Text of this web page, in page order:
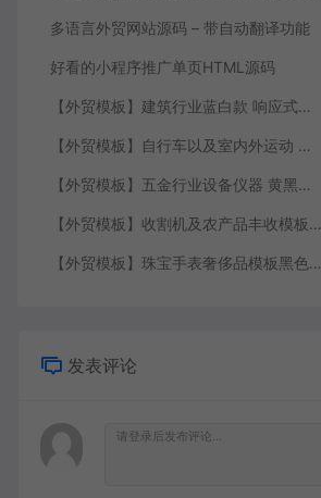
多语言外贸网站源码 – 带自动翻译功能
好看的小程序推广单页HTML源码
【外贸模板】建筑行业蓝白款 响应式模板静态html文件
【外贸模板】自行车以及室内外运动 黑灰 响应式模板静态html文件
【外贸模板】五金行业设备仪器 黄黑款 响应式模板静态html文件
【外贸模板】收割机及农产品丰收模板 绿色 响应式模板静态html文件
【外贸模板】珠宝手表奢侈品模板黑色 响应式模板静态html文件
发表评论